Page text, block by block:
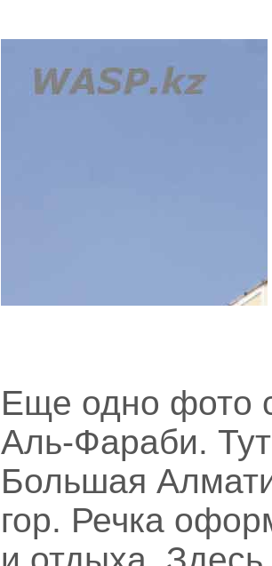
Еще одно фото
Аль-Фараби.
Большая
гор. Речка